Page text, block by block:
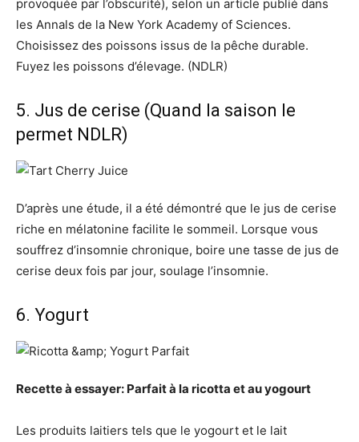
provoquée par l’obscurité), selon un article publié dans
les Annals de la New York Academy of Sciences.
Choisissez des poissons issus de la pêche durable.
Fuyez les poissons d’élevage. (NDLR)
5. Jus de cerise (Quand la saison le
permet NDLR)
D’après une étude, il a été démontré que le jus de cerise
riche en mélatonine facilite le sommeil. Lorsque vous
souffrez d’insomnie chronique, boire une tasse de jus de
cerise deux fois par jour, soulage l’insomnie.
6. Yogurt
Recette à essayer: Parfait à la ricotta et au yogourt
Les produits laitiers tels que le yogourt et le lait